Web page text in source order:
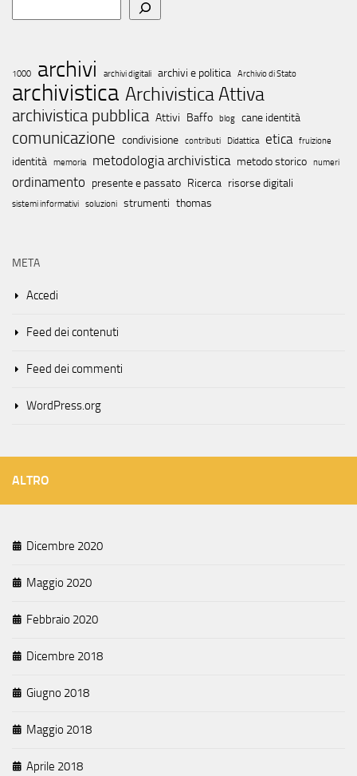
1000 archivi archivi digitali archivi e politica Archivio di Stato
archivistica Archivistica Attiva
archivistica pubblica Attivi Baffo blog cane identità
comunicazione condivisione contributi Didattica etica fruizione
identità memoria metodologia archivistica metodo storico numeri
ordinamento presente e passato Ricerca risorse digitali
sistemi informativi soluzioni strumenti thomas
META
Accedi
Feed dei contenuti
Feed dei commenti
WordPress.org
ALTRO
Dicembre 2020
Maggio 2020
Febbraio 2020
Dicembre 2018
Giugno 2018
Maggio 2018
Aprile 2018